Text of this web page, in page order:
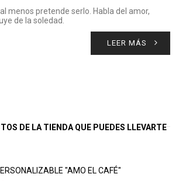
menos pretende serlo. Habla del amor,
de la soledad.
LEER MÁS
DE LA TIENDA QUE PUEDES LLEVARTE
"AMO EL CAFÉ"